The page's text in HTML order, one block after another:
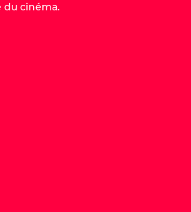
du cinéma.